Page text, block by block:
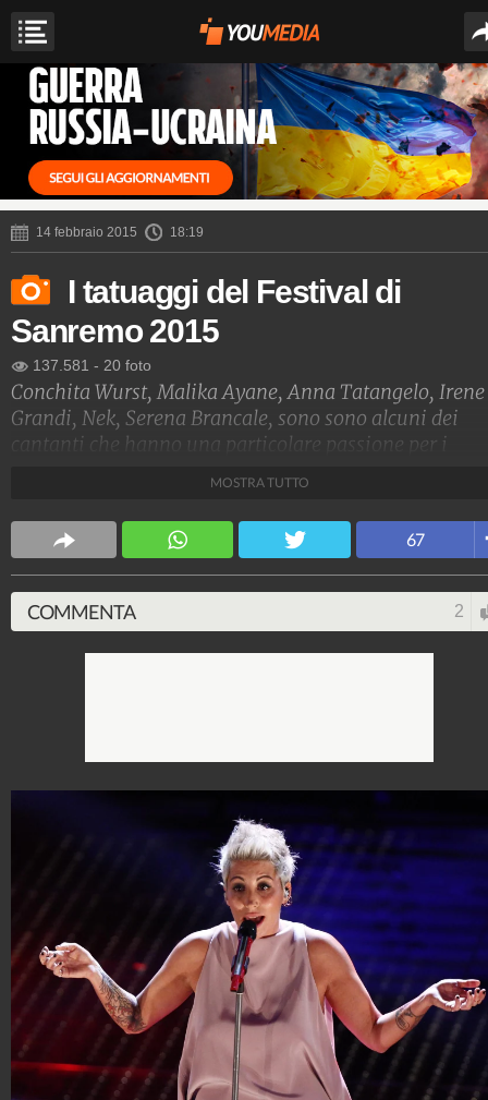
14 febbraio 2015 18:19
I tatuaggi del Festival di
Sanremo 2015
137.581 - 20 foto
Conchita Wurst, Malika Ayane, Anna Tatangelo, Irene
Grandi, Nek, Serena Brancale, sono sono alcuni dei
cantanti che hanno una particolare passione per i
Spettacolo Fanpage
4.053.402.296 9.455 video 76.076 foto
MOSTRA TUTTO
67
COMMENTA 2